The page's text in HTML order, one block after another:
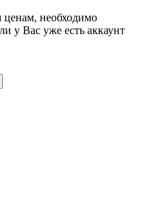
необходимо
у Вас уже есть аккаунт